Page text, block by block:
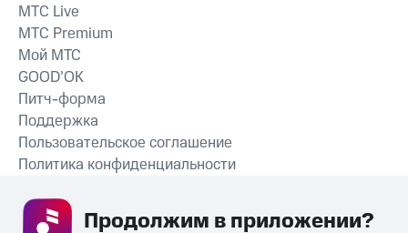
СКАЧАТЬ ПРИЛОЖЕНИЕ
MTС Live
MTС Premium
Мой МТС
GOOD’OK
Питч-форма
Поддержка
Пользовательское соглашение
Политика конфиденциальности